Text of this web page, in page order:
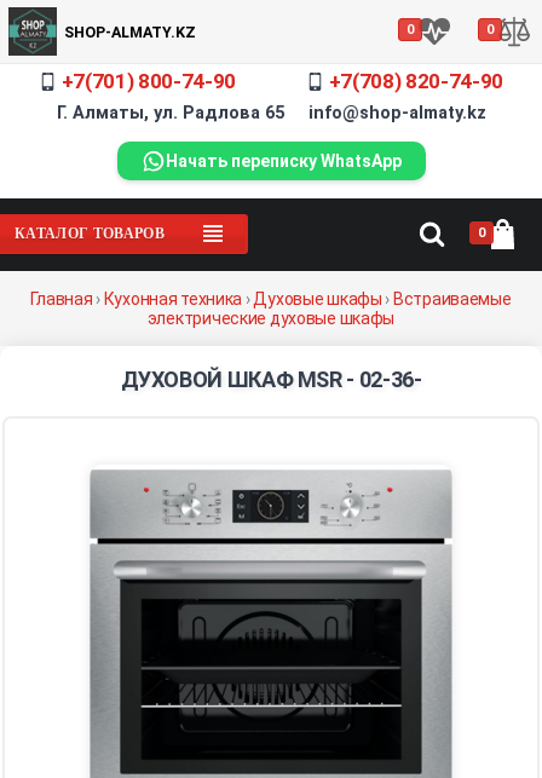
SHOP-ALMATY.KZ 0 0
+7(701) 800-74-90 +7(708) 820-74-90
Г. Алматы, ул. Радлова 65 info@shop-almaty.kz
Начать переписку WhatsApp
КАТАЛОГ ТОВАРОВ 0
Главная ›Кухонная техника › Духовые шкафы ›Встраиваемые
электрические духовые шкафы
ДУХОВОЙ ШКАФ MSR - 02-36-